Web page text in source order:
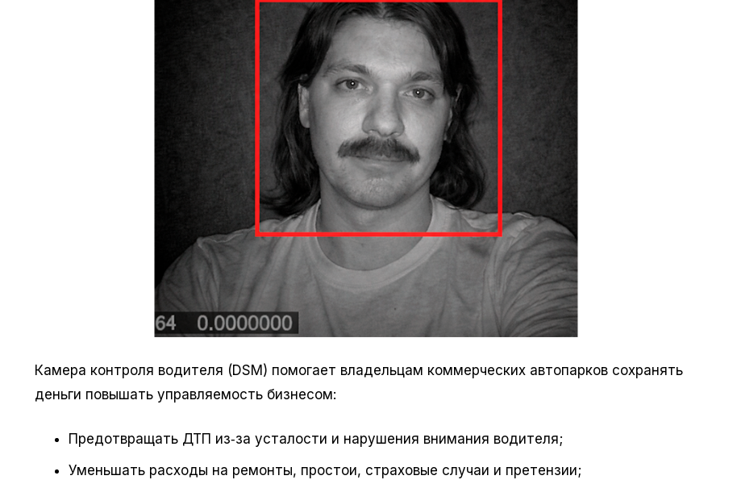
Камера контроля водителя (DSM) помогает владельцам коммерческих автопарков сохранять
деньги повышать управляемость бизнесом:
Предотвращать ДТП из‑за усталости и нарушения внимания водителя;
Уменьшать расходы на ремонты, простои, страховые случаи и претензии;
Видеорегистратор двунаправленный для
грузовых автомобилей NSCAR F864 ver.09 с
системой помощи и контроля для водителя
ADAS-DSM 4G+GPS/Глонасс+WiFi
Цена по запросу
Узнать цену
Получить КП